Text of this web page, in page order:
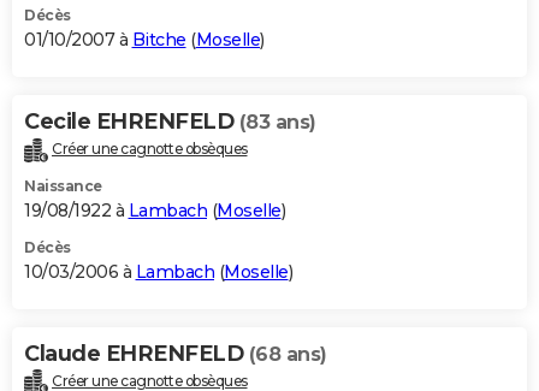
Décès
01/10/2007 à Bitche (Moselle)
Cecile EHRENFELD (83 ans)
Créer une cagnotte obsèques
Naissance
19/08/1922 à Lambach (Moselle)
Décès
10/03/2006 à Lambach (Moselle)
Claude EHRENFELD (68 ans)
Créer une cagnotte obsèques